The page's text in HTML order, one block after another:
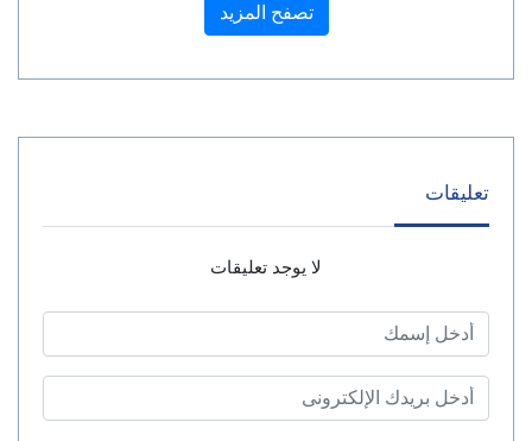
تصفح المزيد
تعليقات
لا يوجد تعليقات